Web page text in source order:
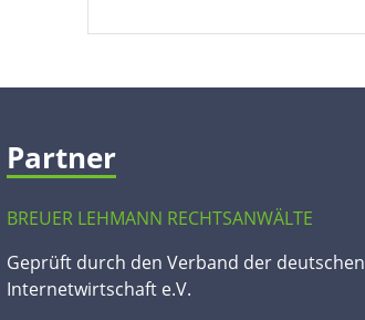
Partner
BREUER LEHMANN RECHTSANWÄLTE
Geprüft durch den Verband der deutschen
Internetwirtschaft e.V.